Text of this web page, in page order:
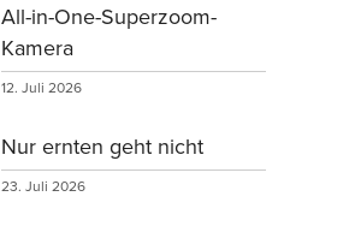
All-in-One-Superzoom-
Kamera
12. Juli 2026
Nur ernten geht nicht
23. Juli 2026